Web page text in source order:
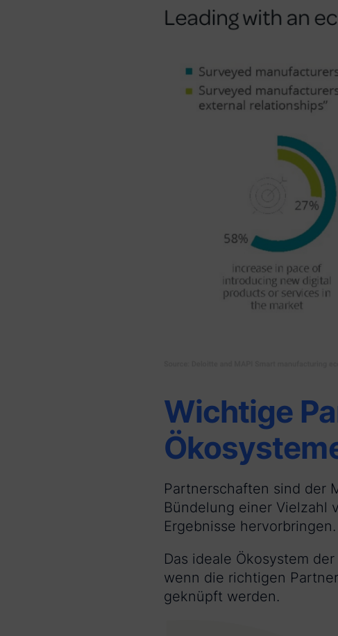
Wichtige
Partnerschaften sind der
Bündelung einer Vielzahl
Ergebnisse hervorbringen.
Das ideale Ökosystem
wenn die richtigen
geknüpft werden.